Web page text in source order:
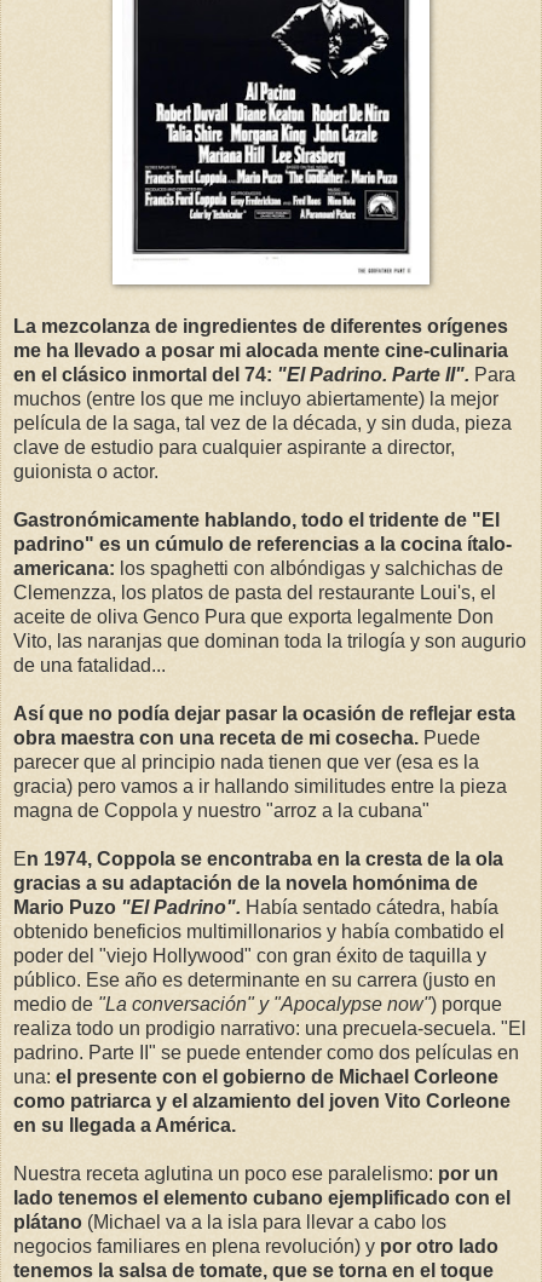
La mezcolanza de ingredientes de diferentes orígenes
me ha llevado a posar mi alocada mente cine-culinaria
en el clásico inmortal del 74: "El Padrino. Parte II". Para
muchos (entre los que me incluyo abiertamente) la mejor
película de la saga, tal vez de la década, y sin duda, pieza
clave de estudio para cualquier aspirante a director,
guionista o actor.
Gastronómicamente hablando, todo el tridente de "El
padrino" es un cúmulo de referencias a la cocina ítalo-
americana: los spaghetti con albóndigas y salchichas de
Clemenzza, los platos de pasta del restaurante Loui's, el
aceite de oliva Genco Pura que exporta legalmente Don
Vito, las naranjas que dominan toda la trilogía y son augurio
de una fatalidad...
Así que no podía dejar pasar la ocasión de reflejar esta
obra maestra con una receta de mi cosecha. Puede
parecer que al principio nada tienen que ver (esa es la
gracia) pero vamos a ir hallando similitudes entre la pieza
magna de Coppola y nuestro "arroz a la cubana"
En 1974, Coppola se encontraba en la cresta de la ola
gracias a su adaptación de la novela homónima de
Mario Puzo "El Padrino". Había sentado cátedra, había
obtenido beneficios multimillonarios y había combatido el
poder del "viejo Hollywood" con gran éxito de taquilla y
público. Ese año es determinante en su carrera (justo en
medio de "La conversación" y "Apocalypse now") porque
realiza todo un prodigio narrativo: una precuela-secuela. "El
padrino. Parte II" se puede entender como dos películas en
una: el presente con el gobierno de Michael Corleone
como patriarca y el alzamiento del joven Vito Corleone
en su llegada a América.
Nuestra receta aglutina un poco ese paralelismo: por un
lado tenemos el elemento cubano ejemplificado con el
plátano (Michael va a la isla para llevar a cabo los
negocios familiares en plena revolución) y por otro lado
tenemos la salsa de tomate, que se torna en el toque